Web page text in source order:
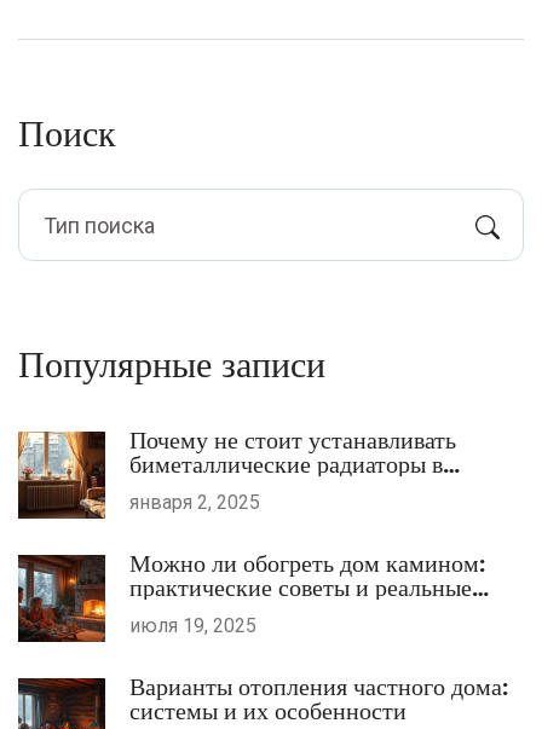
Поиск
Популярные записи
Почему не стоит устанавливать
биметаллические радиаторы в
квартиру
января 2, 2025
Можно ли обогреть дом камином:
практические советы и реальные
возможности
июля 19, 2025
Варианты отопления частного дома:
системы и их особенности